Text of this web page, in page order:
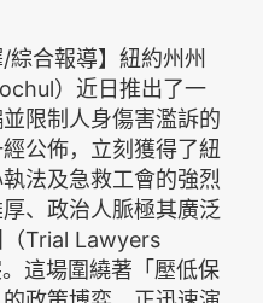
綜合報導】紐約州州
）近日推出了一
限制人身傷害濫訴的
公佈，立刻獲得了紐
法及急救工會的強烈
、政治人脈極其廣泛
（Trial Lawyers
這場圍繞著「壓低保